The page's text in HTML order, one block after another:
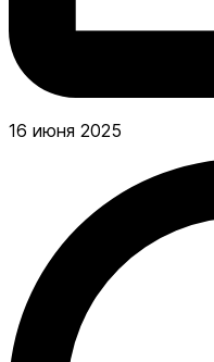
16 июня 2025